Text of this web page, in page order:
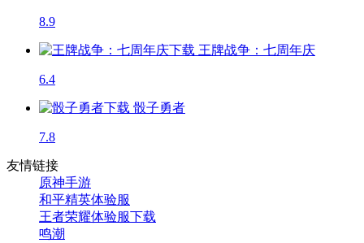
8.9
王牌战争：七周年庆
6.4
骰子勇者
7.8
友情链接
原神手游
和平精英体验服
王者荣耀体验服下载
鸣潮